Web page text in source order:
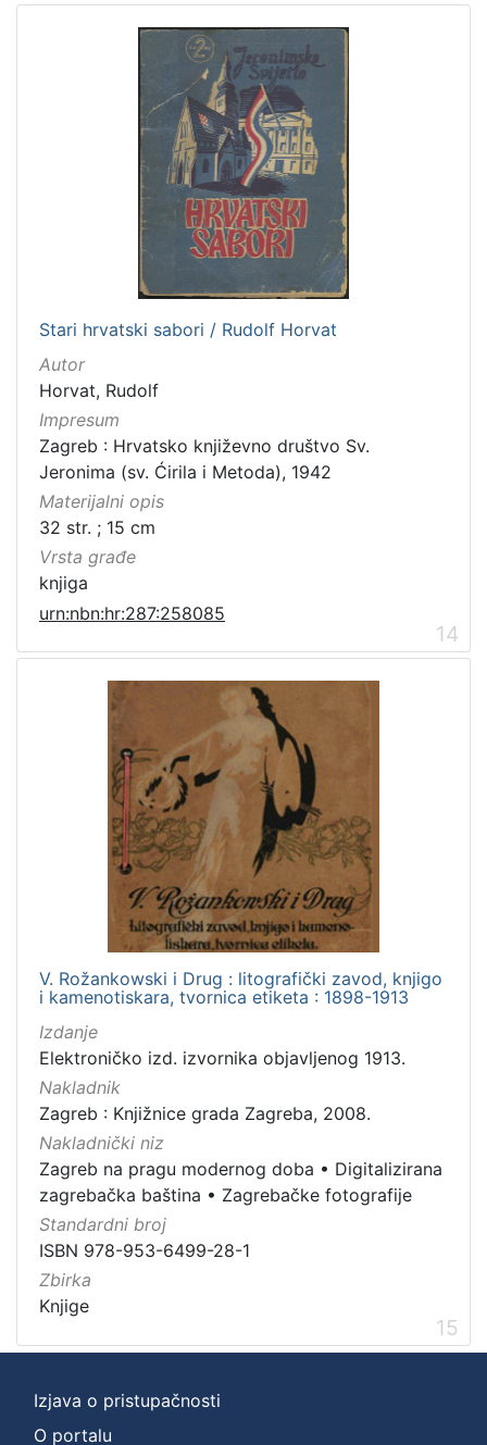
Stari hrvatski sabori / Rudolf Horvat
Autor
Horvat, Rudolf
Impresum
Zagreb : Hrvatsko književno društvo Sv.
Jeronima (sv. Ćirila i Metoda), 1942
Materijalni opis
32 str. ; 15 cm
Vrsta građe
knjiga
urn:nbn:hr:287:258085
14
V. Rožankowski i Drug : litografički zavod, knjigo
i kamenotiskara, tvornica etiketa : 1898-1913
Izdanje
Elektroničko izd. izvornika objavljenog 1913.
Nakladnik
Zagreb : Knjižnice grada Zagreba, 2008.
Nakladnički niz
Zagreb na pragu modernog doba • Digitalizirana
zagrebačka baština • Zagrebačke fotografije
Standardni broj
ISBN 978-953-6499-28-1
Zbirka
Knjige
15
Izjava o pristupačnosti
O portalu